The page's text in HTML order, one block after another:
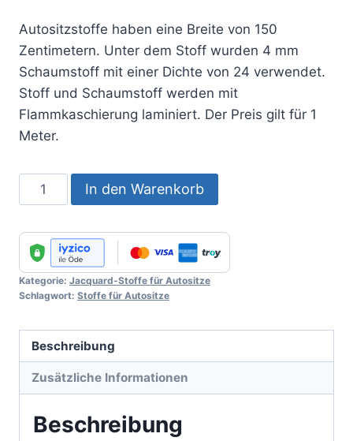
Autositzstoffe haben eine Breite von 150
Zentimetern. Unter dem Stoff wurden 4 mm
Schaumstoff mit einer Dichte von 24 verwendet.
Stoff und Schaumstoff werden mit
Flammkaschierung laminiert. Der Preis gilt für 1
Meter.
Auto
Seat
No
:
103
In den Warenkorb
Kategorie: Jacquard-Stoffe für Autositze
Schlagwort: Stoffe für Autositze
Beschreibung
Zusätzliche Informationen
Beschreibung